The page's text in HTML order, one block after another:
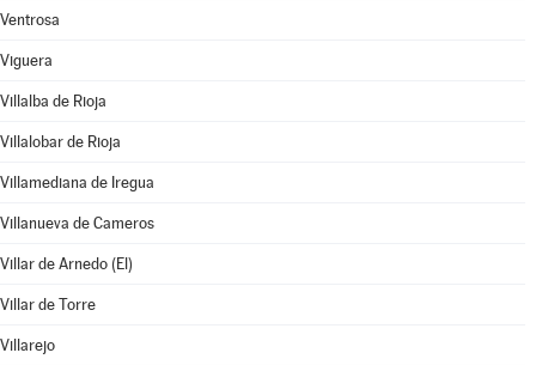
Ventrosa
Viguera
Villalba de Rioja
Villalobar de Rioja
Villamediana de Iregua
Villanueva de Cameros
Villar de Arnedo (El)
Villar de Torre
Villarejo